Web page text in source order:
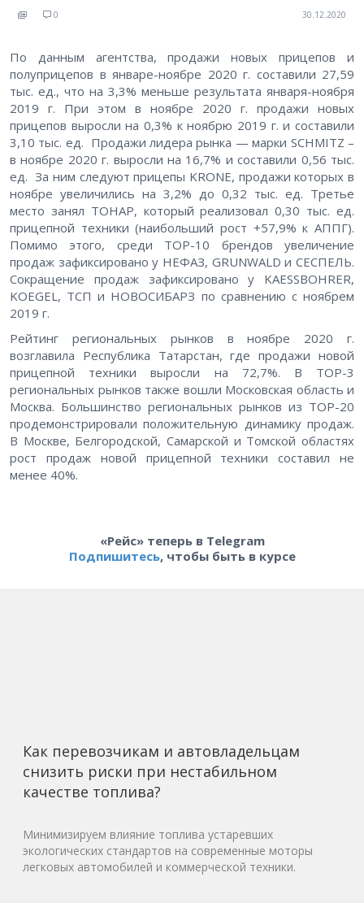
0 30.12.2020
По данным агентства, продажи новых прицепов и
полуприцепов в январе-ноябре 2020 г. составили 27,59
тыс. ед., что на 3,3% меньше результата января-ноября
2019 г. При этом в ноябре 2020 г. продажи новых
прицепов выросли на 0,3% к ноябрю 2019 г. и составили
3,10 тыс. ед. Продажи лидера рынка — марки SCHMITZ –
в ноябре 2020 г. выросли на 16,7% и составили 0,56 тыс.
ед. За ним следуют прицепы KRONE, продажи которых в
ноябре увеличились на 3,2% до 0,32 тыс. ед. Третье
место занял ТОНАР, который реализовал 0,30 тыс. ед.
прицепной техники (наибольший рост +57,9% к АППГ).
Помимо этого, среди ТОР-10 брендов увеличение
продаж зафиксировано у НЕФАЗ, GRUNWALD и СЕСПЕЛЬ.
Сокращение продаж зафиксировано у KAESSBOHRER,
KOEGEL, ТСП и НОВОСИБАРЗ по сравнению с ноябрем
2019 г.
Рейтинг региональных рынков в ноябре 2020 г.
возглавила Республика Татарстан, где продажи новой
прицепной техники выросли на 72,7%. В ТОР-3
региональных рынков также вошли Московская область и
Москва. Большинство региональных рынков из ТОР-20
продемонстрировали положительную динамику продаж.
В Москве, Белгородской, Самарской и Томской областях
рост продаж новой прицепной техники составил не
менее 40%.
«Рейс» теперь в Telegram
Подпишитесь, чтобы быть в курсе
Как перевозчикам и автовладельцам
снизить риски при нестабильном
качестве топлива?
Минимизируем влияние топлива устаревших
экологических стандартов на современные моторы
легковых автомобилей и коммерческой техники.